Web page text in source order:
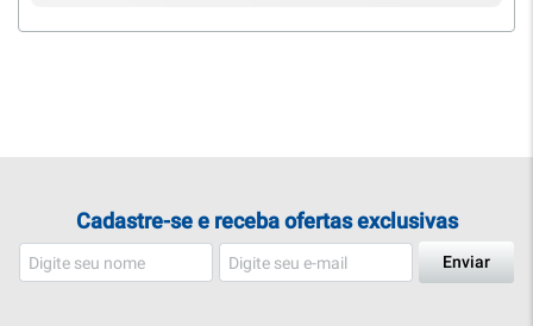
Cadastre-se e receba ofertas exclusivas
Enviar